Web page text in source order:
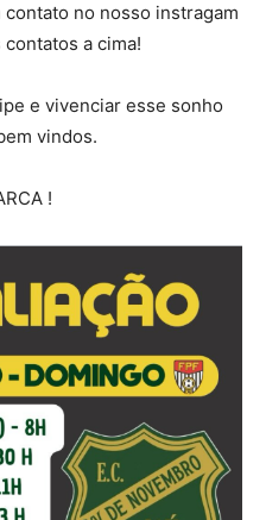
no nosso instragam
contatos a cima!
e vivenciar esse sonho
vindos.
!